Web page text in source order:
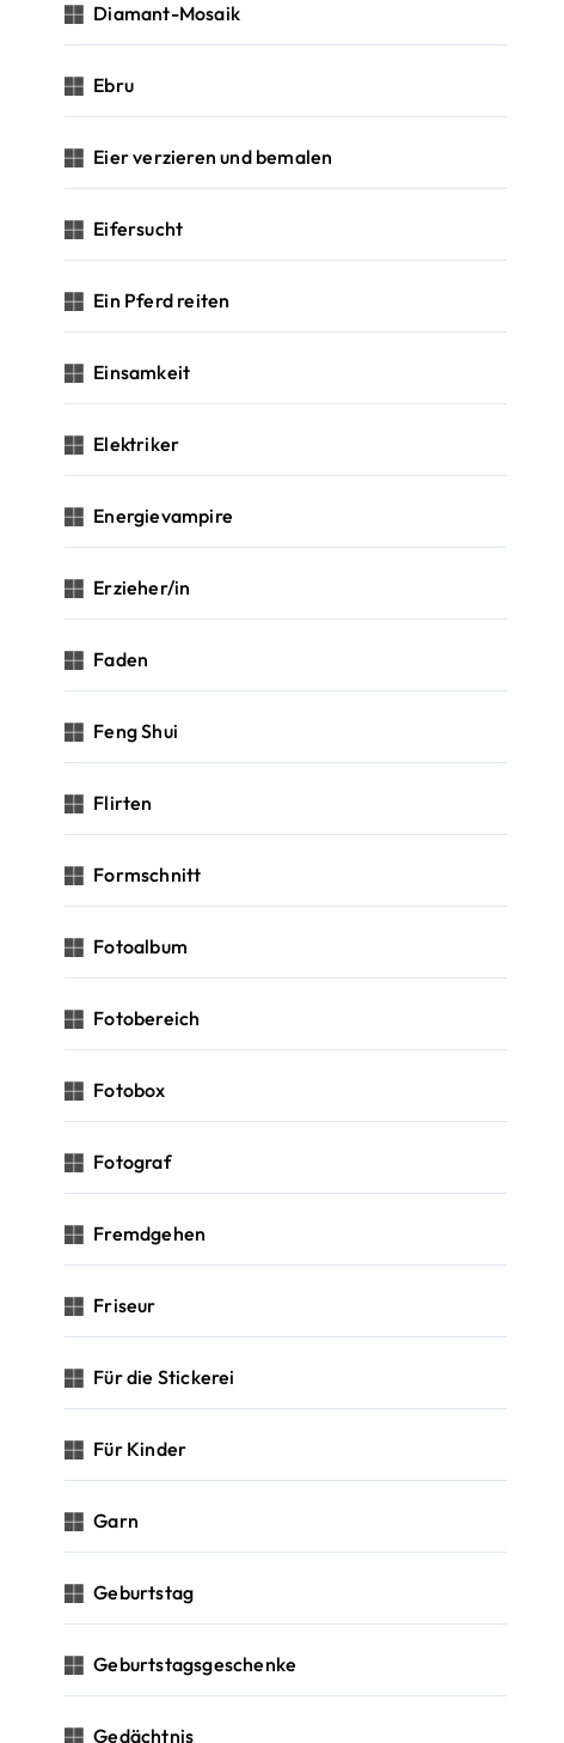
Diamant-Mosaik
Ebru
Eier verzieren und bemalen
Eifersucht
Ein Pferd reiten
Einsamkeit
Elektriker
Energievampire
Erzieher/in
Faden
Feng Shui
Flirten
Formschnitt
Fotoalbum
Fotobereich
Fotobox
Fotograf
Fremdgehen
Friseur
Für die Stickerei
Für Kinder
Garn
Geburtstag
Geburtstagsgeschenke
Gedächtnis